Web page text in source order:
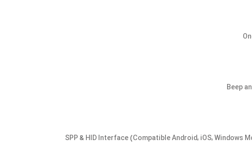
Beep
SPP & HID Interface (Compatible Android, iOS, Windows